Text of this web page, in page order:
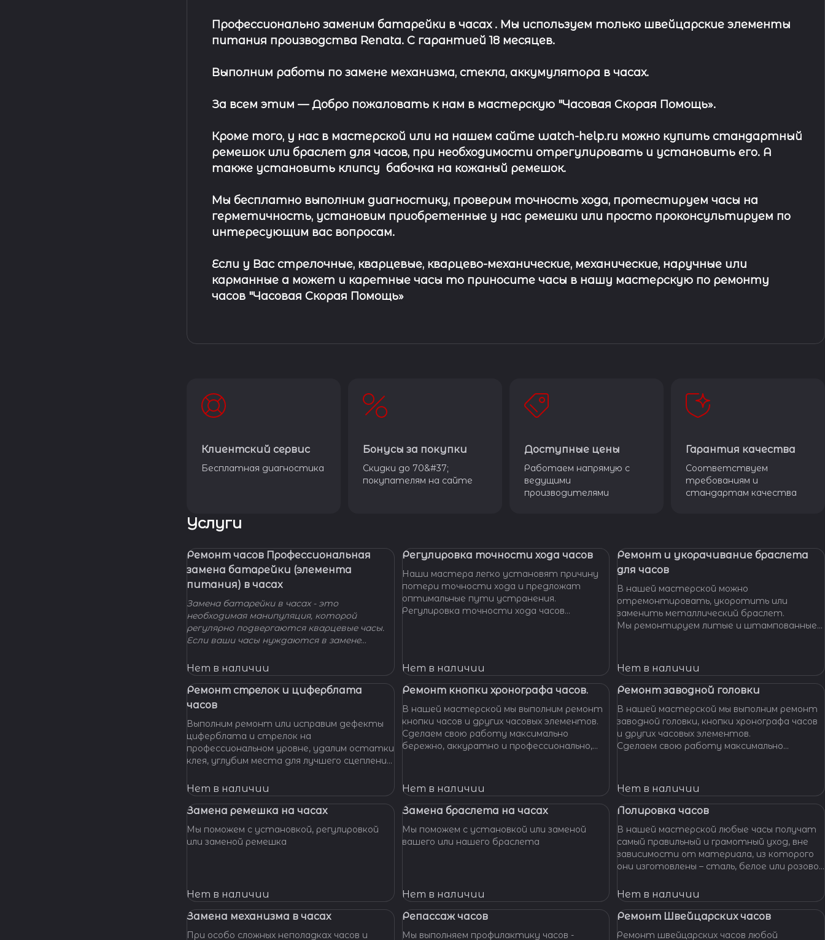
Профессионально заменим батарейки в часах . Мы используем только швейцарские элементы
питания производства Renata. С гарантией 18 месяцев.
Выполним работы по замене механизма, стекла, аккумулятора в часах.
За всем этим —Добро пожаловать к нам в мастерскую "Часовая Скорая Помощь».
Кроме того, у нас в мастерской или на нашем сайте watch-help.ru можно купить стандартный
ремешокилибраслет для часов, при необходимости отрегулировать и установить его. А
также установить клипсу бабочка на кожаный ремешок.
Мы бесплатно выполним диагностику, проверим точность хода, протестируем часы на
герметичность, установим приобретенные у нас ремешки или просто проконсультируем по
интересующим вас вопросам.
Если у Вас стрелочные, кварцевые, кварцево-механические, механические, наручные или
карманные а может и каретные часы то приносите часы в нашу мастерскую по ремонту
часов "Часовая Скорая Помощь»
Клиентский сервис
Бесплатная диагностика
Бонусы за покупки
Скидки до 70&#37;
покупателям на сайте
Доступные цены
Работаем напрямую с
ведущими
производителями
Гарантия качества
Соответствуем
требованиям и
стандартам качества
Услуги
Ремонт часов Профессиональная
замена батарейки (элемента
питания) в часах
Замена батарейки в часах - это
необходимая манипуляция, которой
регулярно подвергаются кварцевые часы.
Если ваши часы нуждаются в замене
нашу мастерскую! Наши мастера с
удовольствием помогут вам решить
вашу проблему и произведут замену
батарейки профессионально, быстро,
Нет в наличии
Регулировка точности хода часов
Наши мастера легко установят причину
потери точности хода и предложат
оптимальные пути устранения.
Регулировка точности хода часов
Нет в наличии
Ремонт и укорачивание браслета
для часов
В нашей мастерской можно
отремонтировать, укоротить или
заменить металлический браслет.
Мы ремонтируем литые и штампованные
освежаем их внешний вид,
Нет в наличии
Ремонт стрелок и циферблата
часов
Выполним ремонт или исправим дефекты
циферблата и стрелок на
профессиональном уровне, удалим остатки
клея, углубим места для лучшего сцепления
стрелки, метки, камни. Восстановим
крепления циферблата к механизму.
Нет в наличии
Ремонт кнопки хронографа часов.
В нашей мастерской мы выполним ремонт
кнопки часов и других часовых элементов.
Сделаем свою работу максимально
бережно, аккуратно и профессионально,
Нет в наличии
Ремонт заводной головки
В нашей мастерской мы выполним ремонт
заводной головки, кнопки хронографа часов
и других часовых элементов.
Сделаем свою работу максимально
Нет в наличии
Замена ремешка на часах
Мы поможем с установкой, регулировкой
или заменой ремешка
Нет в наличии
Замена браслета на часах
Мы поможем с установкой или заменой
вашего или нашего браслета
Нет в наличии
Полировка часов
В нашей мастерской любые часы получат
самый правильный и грамотный уход, вне
зависимости от материала, из которого
они изготовлены – сталь, белое или розовое
специалисты отполируют практически
любой материал.
Нет в наличии
Замена механизма в часах
При особо сложных неполадках часов и
Репассаж часов
Мы выполняем профилактику часов -
Ремонт Швейцарских часов
Ремонт швейцарских часов любой